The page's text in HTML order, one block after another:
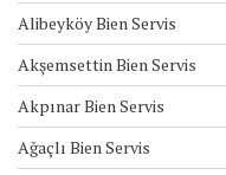
Alibeyköy Bien Servis
Akşemsettin Bien Servis
Akpınar Bien Servis
Ağaçlı Bien Servis